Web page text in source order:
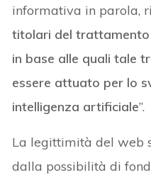
informativa in parola,
titolari del trattamento
in base alle quali tale
essere attuato per lo
intelligenza artificiale”.
La legittimità del web
dalla possibilità di